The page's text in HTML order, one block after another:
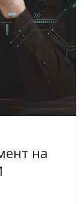
на